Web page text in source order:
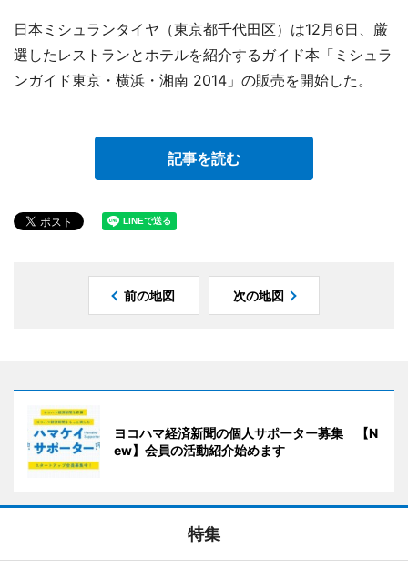
日本ミシュランタイヤ（東京都千代田区）は12月6日、厳
選したレストランとホテルを紹介するガイド本「ミシュラ
ンガイド東京・横浜・湘南 2014」の販売を開始した。
記事を読む
前の地図 次の地図
ヨコハマ経済新聞の個人サポーター募集 【N
ew】会員の活動紹介始めます
特集